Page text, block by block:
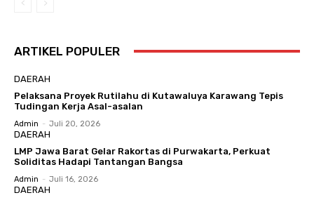
ARTIKEL POPULER
DAERAH
Pelaksana Proyek Rutilahu di Kutawaluya Karawang Tepis
Tudingan Kerja Asal-asalan
Admin - Juli 20, 2026
DAERAH
LMP Jawa Barat Gelar Rakortas di Purwakarta, Perkuat
Soliditas Hadapi Tantangan Bangsa
Admin - Juli 16, 2026
DAERAH